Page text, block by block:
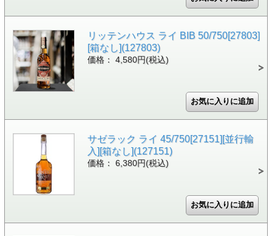
リッテンハウス ライ BIB 50/750[27803]
[箱なし](127803)
価格： 4,580円(税込)
サゼラック ライ 45/750[27151][並行輸
入][箱なし](127151)
価格： 6,380円(税込)